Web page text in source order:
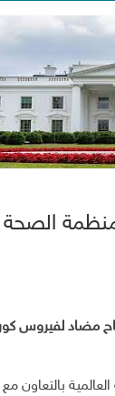
الصحة
مضاد لفيروس
بالتعاون